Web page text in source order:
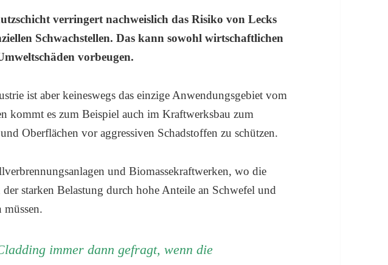
verringert nachweislich das Risiko von Lecks
Schwachstellen. Das kann sowohl wirtschaftlichen
vorbeugen.
ist aber keineswegs das einzige Anwendungsgebiet vom
kommt es zum Beispiel auch im Kraftwerksbau zum
Oberflächen vor aggressiven Schadstoffen zu schützen.
und Biomassekraftwerken, wo die
starken Belastung durch hohe Anteile an Schwefel und
müssen.
immer dann gefragt, wenn die